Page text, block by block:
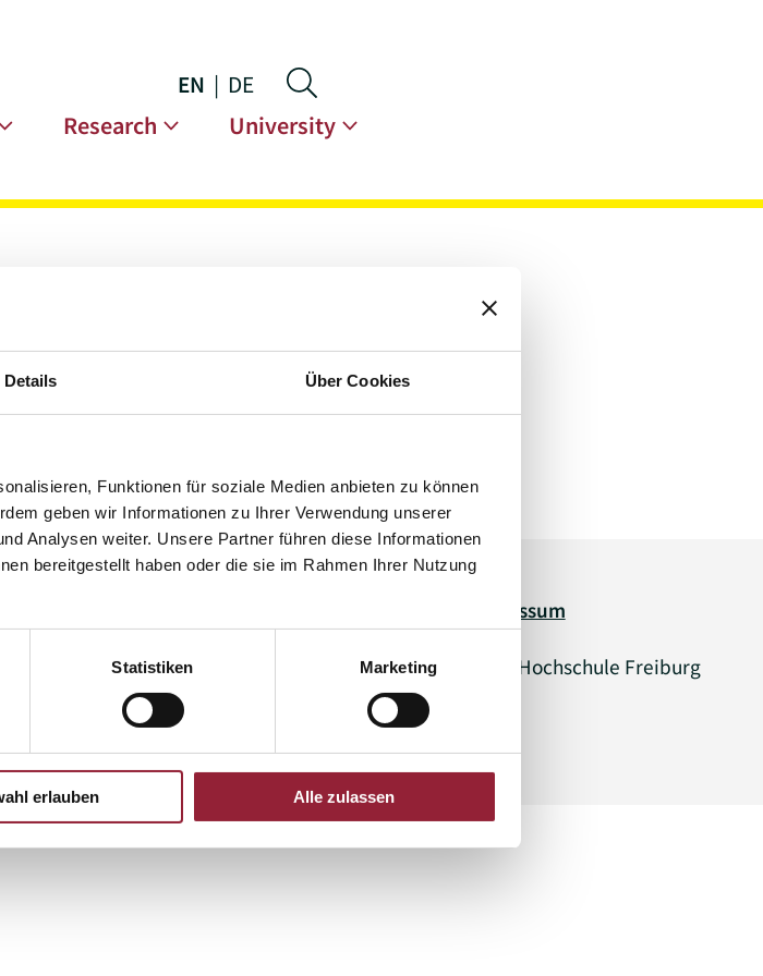
Details Über Cookies
Funktionen für soziale Medien anbieten zu können
geben wir Informationen zu Ihrer Verwendung unserer
Analysen weiter. Unsere Partner führen diese Informationen
bereitgestellt haben oder die sie im Rahmen Ihrer Nutzung
Statistiken Marketing
erlauben Alle zulassen
EN DE
Research University
Legal information
Impressum
© 2026 Katholische Hochschule Freiburg